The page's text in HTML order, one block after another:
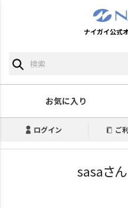
ナイガイ公式
お気に入り
ログイン ご
sasaさ